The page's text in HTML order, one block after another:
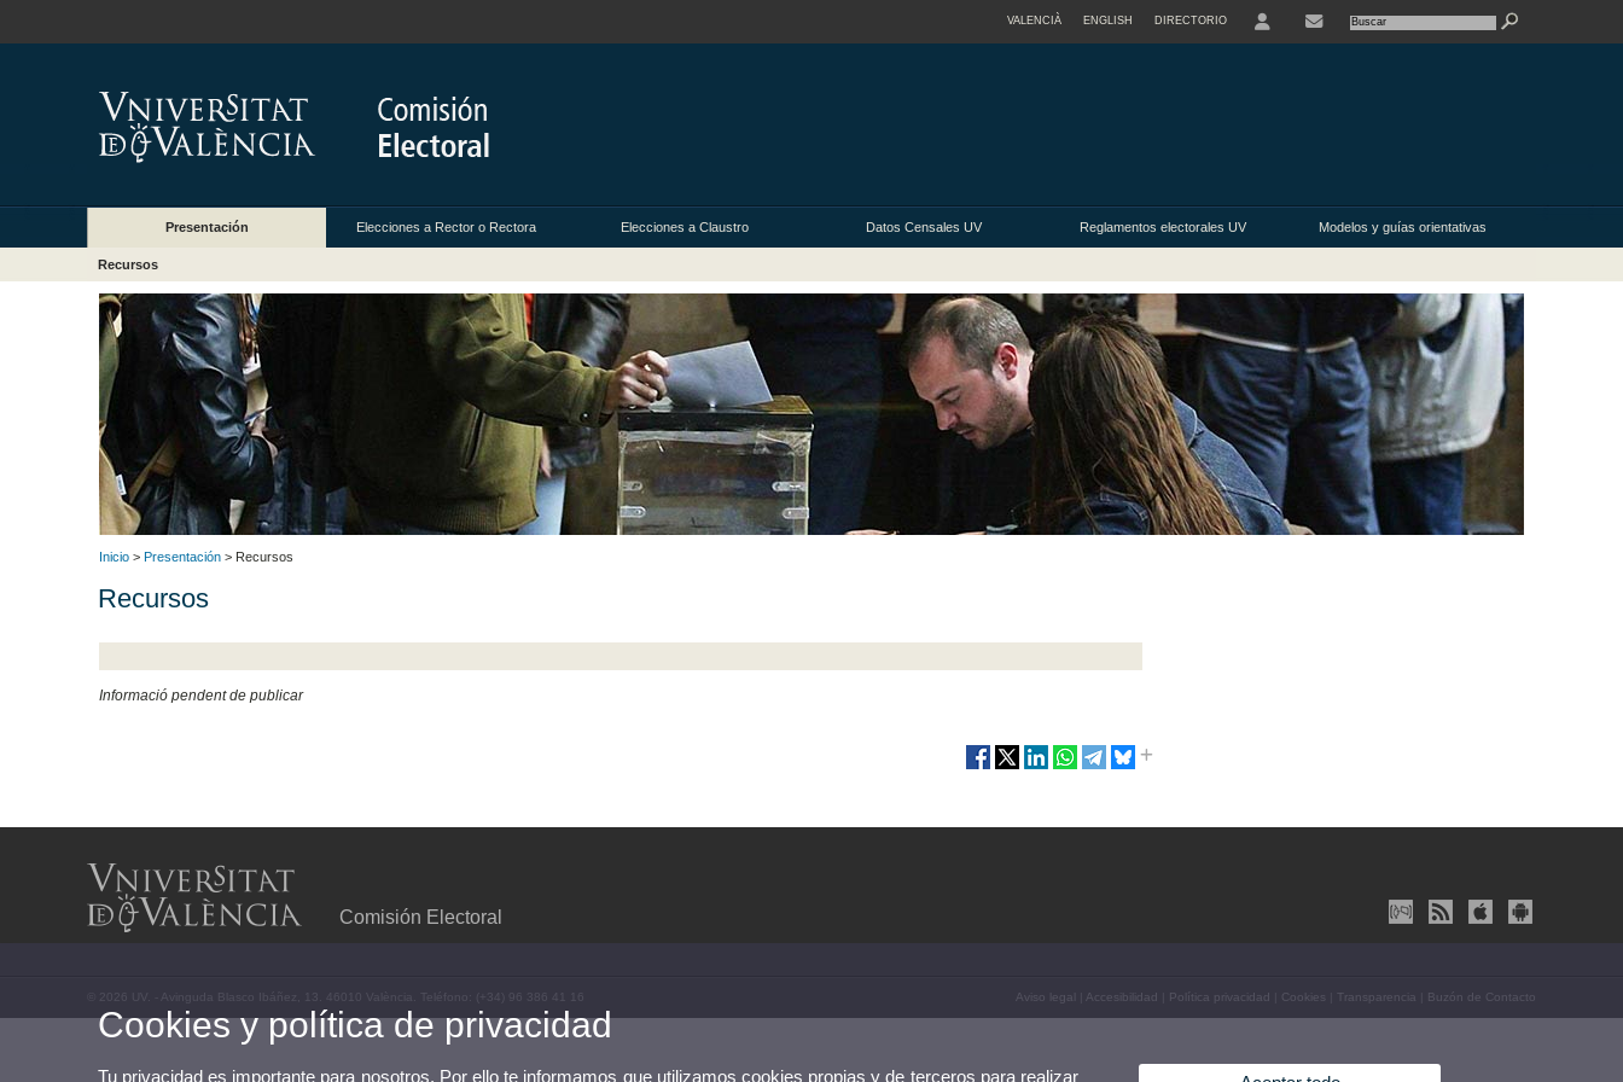
VALENCIÀ ENGLISH DIRECTORIO
Presentación Elecciones a Rector o Rectora Elecciones a Claustro Datos Censales UV Reglamentos electorales UV Modelos y guías orientativas
Recursos
Inicio > Presentación > Recursos
Recursos
Informació pendent de publicar
Comisión Electoral
© 2026 UV. - Avinguda Blasco Ibáñez, 13. 46010 València. Teléfono: (+34) 96 386 41 16 Aviso legal Accesibilidad Política privacidad Cookies Transparencia Buzón de Contacto
Cookies y política de privacidad
Tu privacidad es importante para nosotros. Por ello te informamos que utilizamos cookies propias y de terceros para realizar